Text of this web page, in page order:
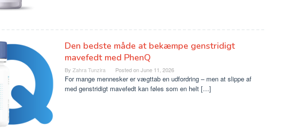
Den bedste måde at bekæmpe genstridigt
mavefedt med PhenQ
By Zahra Tunzira Posted onJune 11, 2026
For mange mennesker er vægttab en udfordring – men at slippe af
med genstridigt mavefedt kan føles som en helt […]